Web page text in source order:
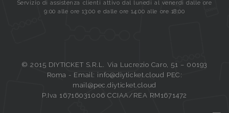
Servizio di assistenza clienti attivo dal lunedi al venerdi dalle ore
9:00 alle ore 13:00 e dalle ore 14:00 alle ore 18:00
© 2015 DIYTICKET S.R.L. Via Lucrezio Caro, 51 – 00193
Roma - Email: info@diyticket.cloud PEC:
mail@pec.diyticket.cloud
P.Iva 16716031006 CCIAA/REA RM1671472